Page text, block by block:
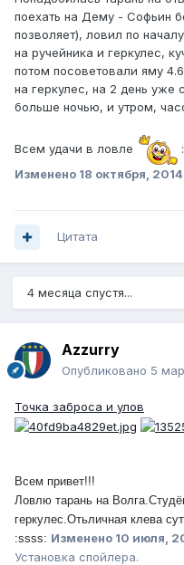
поехать на Дему - Софьин
позволяет), ловил по
на ручейника и геркулес,
потом посоветовали яму
на геркулес, на 2 день уже
больше ночью, и утром,
Всем удачи в ловле
Изменено 18 октября, 2014
Цитата
4 месяца спустя...
Azzurry
Опубликовано 5
Точка заброса и улов
Всем привет!!!
Ловлю тарань на
геркулес.Отьличная клева
:ssss: Изменено 10 июля,
Установка спойлера.